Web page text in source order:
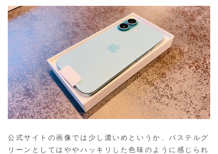
公式サイトの画像では少し濃いめというか、パステルグ
リーンとしてはややハッキリした色味のように感じられ